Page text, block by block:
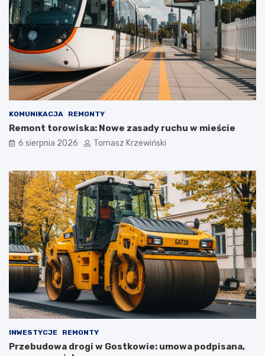
KOMUNIKACJA REMONTY
Remont torowiska: Nowe zasady ruchu w mieście
6 sierpnia 2026 Tomasz Krzewiński
INWESTYCJE REMONTY
Przebudowa drogi w Gostkowie: umowa podpisana,